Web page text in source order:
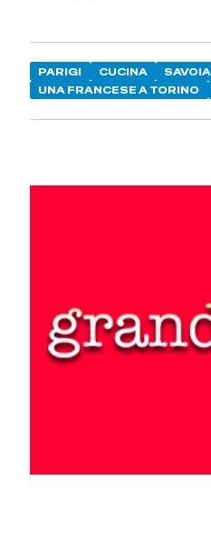
PARIGI CUCINA SAVOIA
UNA FRANCESE A TORINO